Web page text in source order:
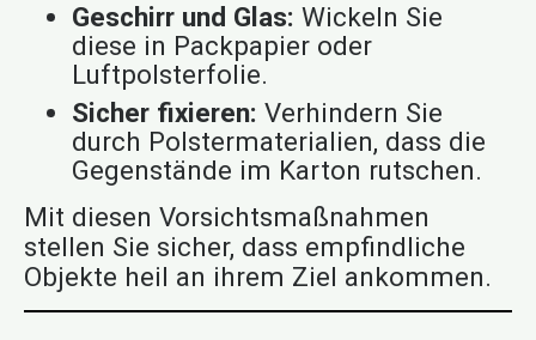
Geschirr und Glas: Wickeln Sie
diese in Packpapier oder
Luftpolsterfolie.
Sicher fixieren: Verhindern Sie
durch Polstermaterialien, dass die
Gegenstände im Karton rutschen.
Mit diesen Vorsichtsmaßnahmen
stellen Sie sicher, dass empfindliche
Objekte heil an ihrem Ziel ankommen.